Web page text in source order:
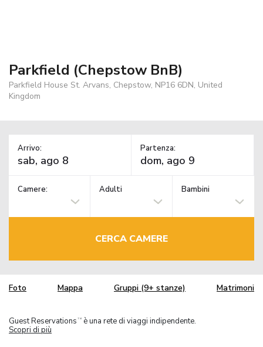
Parkfield (Chepstow BnB)
Parkfield House St. Arvans, Chepstow, NP16 6DN, United
Kingdom
Arrivo: Partenza:
Camere: Adulti Bambini
CERCA CAMERE
Foto Mappa Gruppi (9+ stanze) Matrimoni
Guest Reservations TM
è una rete di viaggi indipendente.
Scopri di più